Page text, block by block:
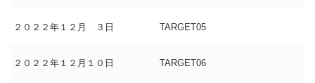
２０２２年１２月 ３日 TARGET05
２０２２年１２月１０日 TARGET06